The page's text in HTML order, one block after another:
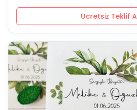
Ücretsiz Teklif